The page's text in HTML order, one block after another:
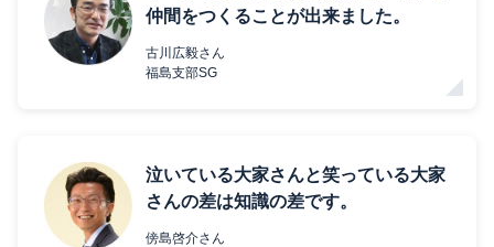
仲間をつくることが出来ました。
古川広毅さん
福島支部SG
泣いている大家さんと笑っている大家
さんの差は知識の差です。
傍島啓介さん